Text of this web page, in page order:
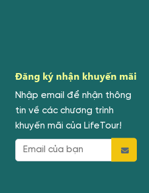
Đăng ký nhận khuyến mãi
Nhập email để nhận thông
tin về các chương trình
khuyến mãi của LifeTour!